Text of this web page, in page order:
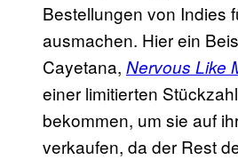
Bestellungen von Indies
ausmachen. Hier ein
Cayetana, Nervous Like
einer limitierten
bekommen, um sie auf
verkaufen, da der Rest